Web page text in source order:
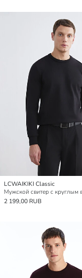
LCWAIKIKI Classic
2 199,00 RUB